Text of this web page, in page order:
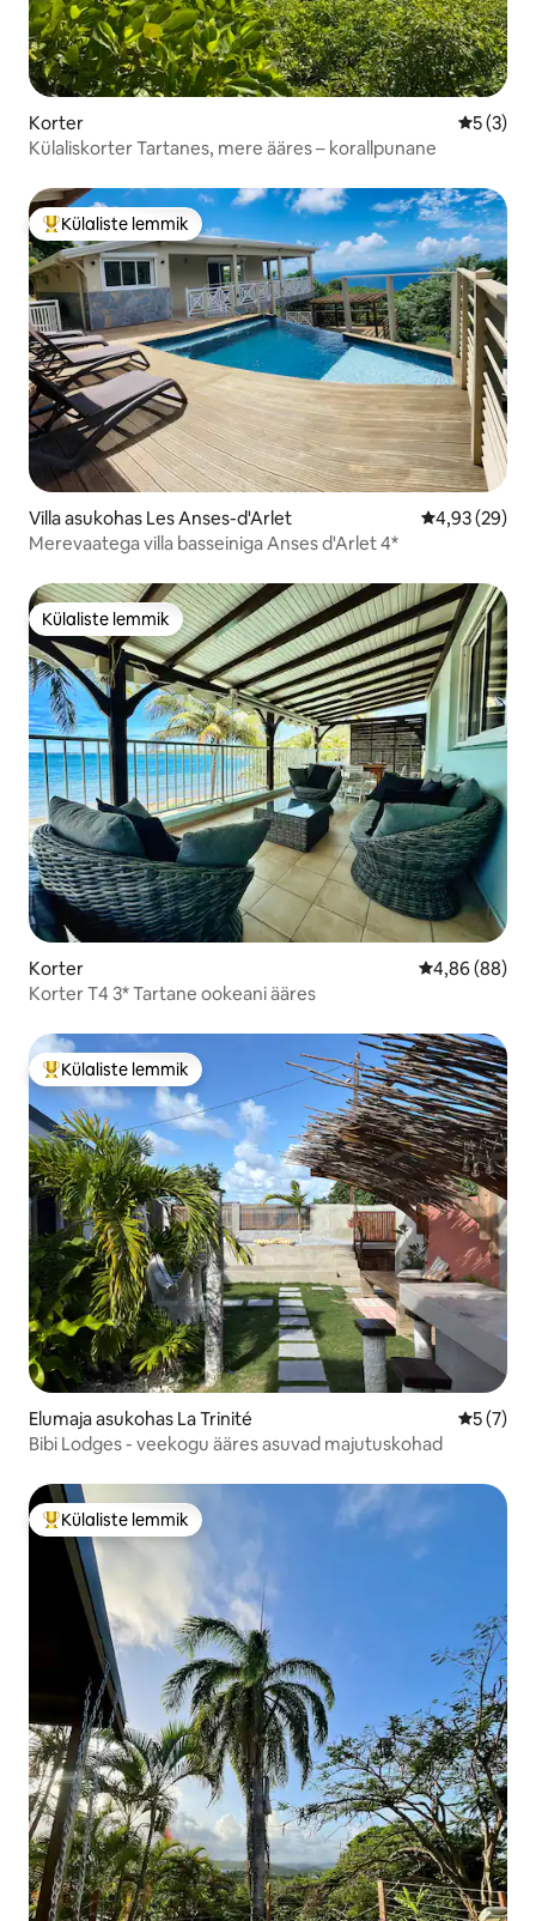
Korter
5 (3)
Külaliskorter Tartanes, mere ääres – korallpunane
Külaliste suur lemmik
Külaliste lemmik
Villa asukohas Les Anses-d'Arlet Keskmine
4,93 (29)
Merevaatega villa basseiniga Anses d'Arlet 4*
Külaliste lemmik
Külaliste lemmik
Korter Keskmine
4,86 (88)
Korter T4 3* Tartane ookeani ääres
Külaliste suur lemmik
Külaliste lemmik
Elumaja asukohas La Trinité
5 (7)
Bibi Lodges - veekogu ääres asuvad majutuskohad
Külaliste suur lemmik
Külaliste lemmik